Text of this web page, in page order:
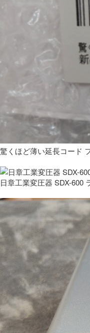
驚くほど薄い延長コード
日章工業変圧器 SDX-600